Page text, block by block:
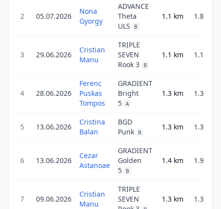
2 05.07.2026
Nona
Gyorgy
ADVANCE
Theta
ULS
B
1.1 km 1.8
3 29.06.2026
Cristian
Manu
TRIPLE
SEVEN
Rook 3
B
1.1 km 1.1
4 28.06.2026
Ferenc
Puskas
Tompos
GRADIENT
Bright
5 A
1.3 km 1.3
5 13.06.2026
Cristina
Balan
BGD
Punk
B
1.3 km 1.3
6 13.06.2026
Cezar
Astanoae
GRADIENT
Golden
5
B
1.4 km 1.9
7 09.06.2026
Cristian
Manu
TRIPLE
SEVEN
1.3 km 1.3